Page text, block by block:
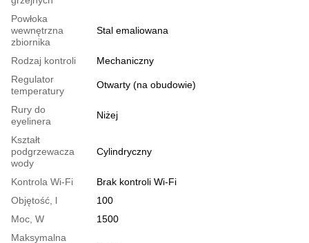
Powłoka
wewnętrzna
zbiornika
Stal emaliowana
Rodzaj kontroli
Mechaniczny
Regulator
temperatury
Otwarty (na obudowie)
Rury do
eyelinera
Niżej
Kształt
podgrzewacza
wody
Cylindryczny
Kontrola Wi-Fi
Brak kontroli Wi-Fi
Objętość, l
100
Moc, W
1500
Maksymalna